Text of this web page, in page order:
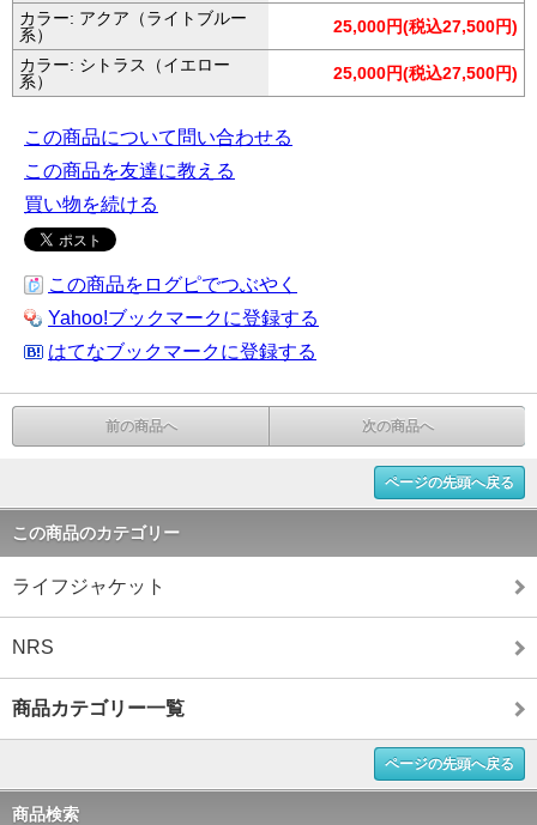
カラー: アクア（ライトブルー
系）
25,000円(税込27,500円)
カラー: シトラス（イエロー
系）
25,000円(税込27,500円)
この商品について問い合わせる
この商品を友達に教える
買い物を続ける
この商品をログピでつぶやく
Yahoo!ブックマークに登録する
はてなブックマークに登録する
前の商品へ 次の商品へ
ページの先頭へ戻る
この商品のカテゴリー
ライフジャケット
NRS
商品カテゴリー一覧
ページの先頭へ戻る
商品検索